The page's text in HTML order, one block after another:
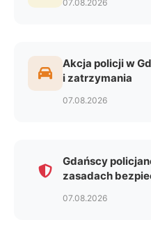
07.08.2026
Akcja policji w
i zatrzymania
07.08.2026
Gdańscy
zasadach
07.08.2026